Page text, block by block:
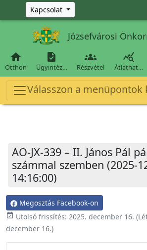
Ugrás a fő tartalomra
Kapcsolat
Józsefvárosi

Otthon

Ügyintéz…

Részvétel

Átláthat…
Válasszon a menüpontok
AO-JX-339 – II. János Pál
számmal szemben (2025-
14:16:00)
Megosztás Facebook-on
event_available Utolsó frissítés: 2025. december 16.
december 16.)